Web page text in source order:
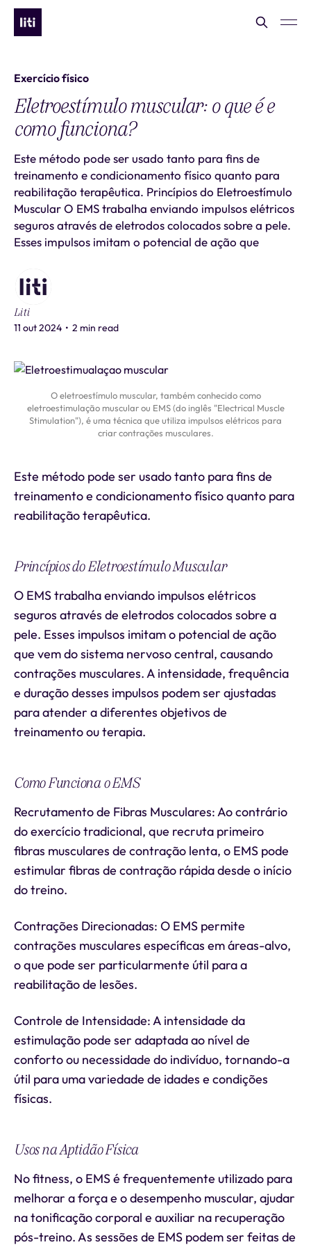
Exercício físico
Eletroestímulo muscular: o que é e
como funciona?
Este método pode ser usado tanto para fins de
treinamento e condicionamento físico quanto para
reabilitação terapêutica. Princípios do Eletroestímulo
Muscular O EMS trabalha enviando impulsos elétricos
seguros através de eletrodos colocados sobre a pele.
Esses impulsos imitam o potencial de ação que
Liti
11 out 2024 • 2 min read
O eletroestímulo muscular, também conhecido como
eletroestimulação muscular ou EMS (do inglês "Electrical Muscle
Stimulation"), é uma técnica que utiliza impulsos elétricos para
criar contrações musculares.
Este método pode ser usado tanto para fins de
treinamento e condicionamento físico quanto para
reabilitação terapêutica.
Princípios do Eletroestímulo Muscular
O EMS trabalha enviando impulsos elétricos
seguros através de eletrodos colocados sobre a
pele. Esses impulsos imitam o potencial de ação
que vem do sistema nervoso central, causando
contrações musculares. A intensidade, frequência
e duração desses impulsos podem ser ajustadas
para atender a diferentes objetivos de
treinamento ou terapia.
Como Funciona o EMS
Recrutamento de Fibras Musculares: Ao contrário
do exercício tradicional, que recruta primeiro
fibras musculares de contração lenta, o EMS pode
estimular fibras de contração rápida desde o início
do treino.
Contrações Direcionadas: O EMS permite
contrações musculares específicas em áreas-alvo,
o que pode ser particularmente útil para a
reabilitação de lesões.
Controle de Intensidade: A intensidade da
estimulação pode ser adaptada ao nível de
conforto ou necessidade do indivíduo, tornando-a
útil para uma variedade de idades e condições
físicas.
Usos na Aptidão Física
No fitness, o EMS é frequentemente utilizado para
melhorar a força e o desempenho muscular, ajudar
na tonificação corporal e auxiliar na recuperação
pós-treino. As sessões de EMS podem ser feitas de